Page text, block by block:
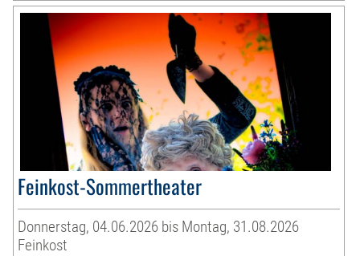
Feinkost-Sommertheater
Donnerstag, 04.06.2026 bis Montag, 31.08.2026
Feinkost